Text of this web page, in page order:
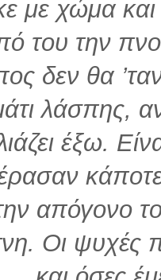
με χώμα
του την
δεν θα
λάσπης,
έξω.
απόγονο
Οι